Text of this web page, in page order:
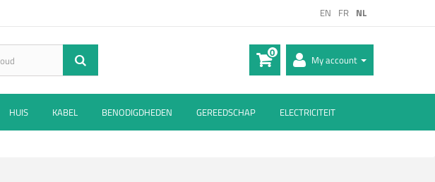
EN FR NL
My account
0
HUIS KABEL BENODIGDHEDEN GEREEDSCHAP ELECTRICITEIT